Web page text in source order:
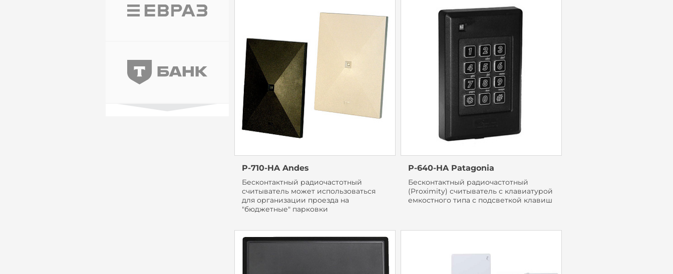
P-710-HA Andes
Бесконтактный радиочастотный
считыватель может использоваться
для организации проезда на
"бюджетные" парковки
P-640-HA Patagonia
Бесконтактный радиочастотный
(Proximity) считыватель с клавиатурой
емкостного типа с подсветкой клавиш